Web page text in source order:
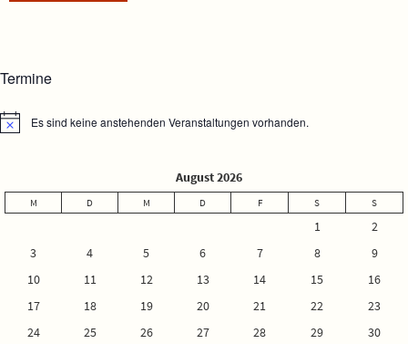
Termine
HinweisEs sind keine anstehenden Veranstaltungen vorhanden.
August 2026
M D M D F S S
1
2
3
4 5 6 7 8
9
10
11 12 13 14 15
16
17
18 19 20 21 22
23
24
25 26 27 28 29
30